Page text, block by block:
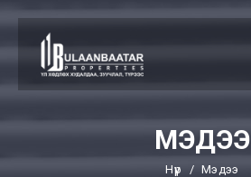
МЭДЭЭ
Нүүр Мэдээ